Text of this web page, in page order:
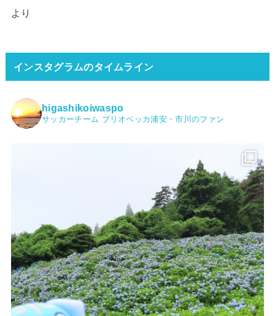
より
インスタグラムのタイムライン
higashikoiwaspo
サッカーチーム ブリオベッカ浦安・市川のファン